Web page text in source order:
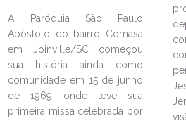
Paróquia São Paulo
marcando os 182 anos da
Infância e Adolescência
Missionária
04/06/2025 Ouça a notícia
CATEGORIA
A Paróquia São Paulo
Apóstolo do bairro Comasa
em Joinville/SC começou
sua história ainda como
comunidade em 15 de junho
de 1969 onde teve sua
primeira missa celebrada por